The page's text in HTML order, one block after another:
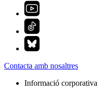
Contacta amb nosaltres
Informació corporativa